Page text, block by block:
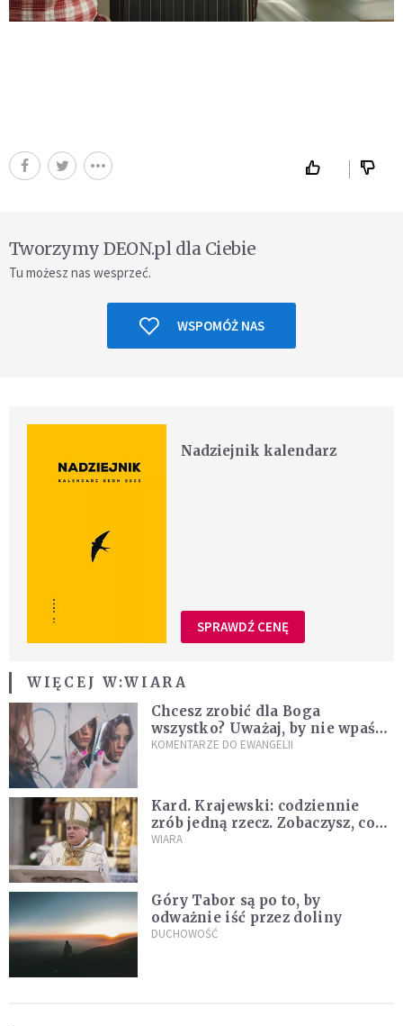
Tworzymy DEON.pl dla Ciebie
Tu możesz nas wesprzeć.
WSPOMÓŻ NAS
Nadziejnik kalendarz
SPRAWDŹ CENĘ
WIĘCEJ W:WIARA
Chcesz zrobić dla Boga
wszystko? Uważaj, by nie wpaść
w groźną pułapkę
KOMENTARZE DO EWANGELII
Kard. Krajewski: codziennie
zrób jedną rzecz. Zobaczysz, co
stanie się z twoim życiem
WIARA
Góry Tabor są po to, by
odważnie iść przez doliny
DUCHOWOŚĆ